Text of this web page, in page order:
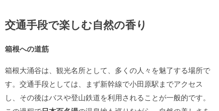
交通手段で楽しむ自然の香り
箱根への道筋
箱根大涌谷は、観光名所として、多くの人々を魅了する場所で
す。交通手段としては、まず新幹線で小田原駅までアクセス
し、その後はバスや登山鉄道を利用されることが一般的です。